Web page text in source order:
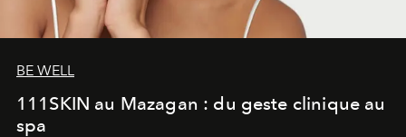
BE WELL
111SKIN au Mazagan : du geste clinique au
spa